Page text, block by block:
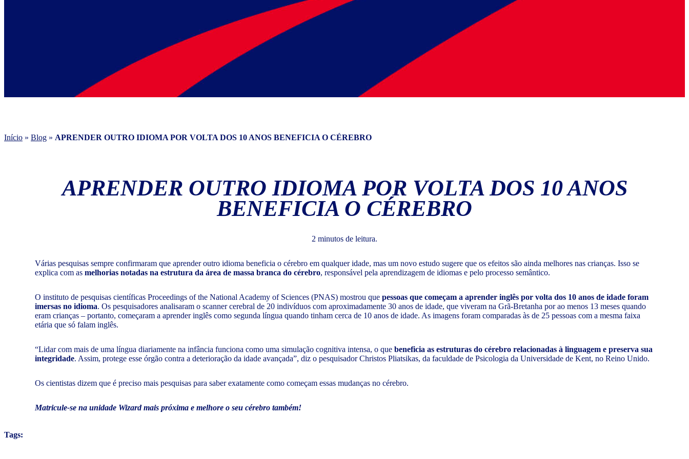
Início » Blog » APRENDER OUTRO IDIOMA POR VOLTA DOS 10 ANOS BENEFICIA O CÉREBRO
APRENDER OUTRO IDIOMA POR VOLTA DOS 10 ANOS
BENEFICIA O CÉREBRO
2 minutos de leitura.
Várias pesquisas sempre confirmaram que aprender outro idioma beneficia o cérebro em qualquer idade, mas um novo estudo sugere que os efeitos são ainda melhores nas crianças. Isso se
explica com as melhorias notadas na estrutura da área de massa branca do cérebro, responsável pela aprendizagem de idiomas e pelo processo semântico.
O instituto de pesquisas científicas Proceedings of the National Academy of Sciences (PNAS) mostrou que pessoas que começam a aprender inglês por volta dos 10 anos de idade foram
imersas no idioma. Os pesquisadores analisaram o scanner cerebral de 20 indivíduos com aproximadamente 30 anos de idade, que viveram na Grã-Bretanha por ao menos 13 meses quando
eram crianças – portanto, começaram a aprender inglês como segunda língua quando tinham cerca de 10 anos de idade. As imagens foram comparadas às de 25 pessoas com a mesma faixa
etária que só falam inglês.
“Lidar com mais de uma língua diariamente na infância funciona como uma simulação cognitiva intensa, o que beneficia as estruturas do cérebro relacionadas à linguagem e preserva sua
integridade. Assim, protege esse órgão contra a deterioração da idade avançada”, diz o pesquisador Christos Pliatsikas, da faculdade de Psicologia da Universidade de Kent, no Reino Unido.
Os cientistas dizem que é preciso mais pesquisas para saber exatamente como começam essas mudanças no cérebro.
Matricule-se na unidade Wizard mais próxima e melhore o seu cérebro também!
Tags: